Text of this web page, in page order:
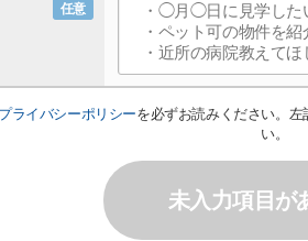
任意
ライバシーポリシーを必ずお読みください。
い。
未入力項目が